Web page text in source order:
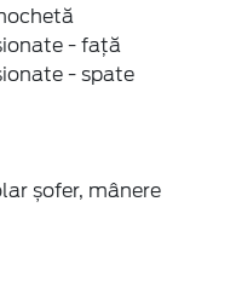
- față
- spate
șofer, mânere